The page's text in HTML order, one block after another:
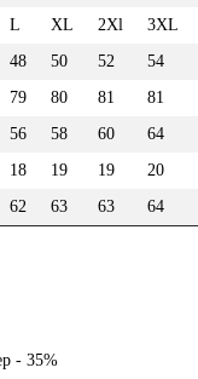
L XL 2Xl
3XL
48 50 52
54
79 80 81
81
56 58 60
64
18 19 19
20
62 63 63 64
- 35%